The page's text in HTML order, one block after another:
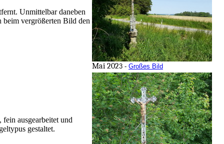
Unmittelbar daneben
beim vergrößerten Bild den
Mai 2023 - Großes Bild
ausgearbeitet und
gestaltet.